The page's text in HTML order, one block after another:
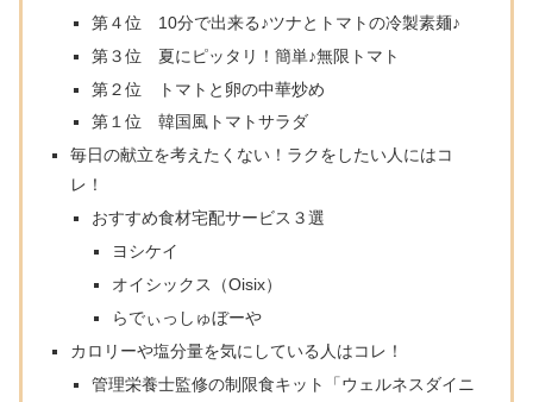
第４位 10分で出来る♪ツナとトマトの冷製素麺♪
第３位 夏にピッタリ！簡単♪無限トマト
第２位 トマトと卵の中華炒め
第１位 韓国風トマトサラダ
毎日の献立を考えたくない！ラクをしたい人にはコ
レ！
おすすめ食材宅配サービス３選
ヨシケイ
オイシックス（Oisix）
らでぃっしゅぼーや
カロリーや塩分量を気にしている人はコレ！
管理栄養士監修の制限食キット「ウェルネスダイニ